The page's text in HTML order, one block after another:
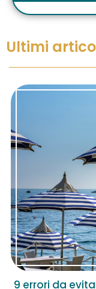
Ultimi
9 errori da